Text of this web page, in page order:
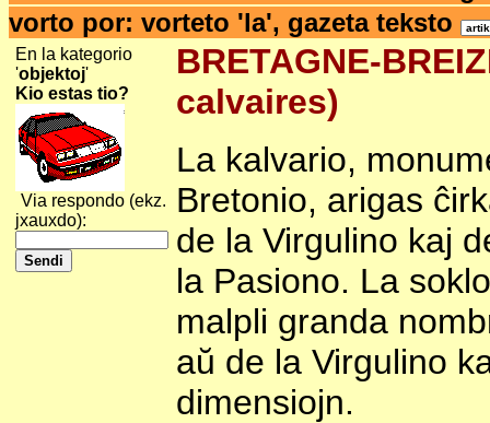
vorto por: vorteto 'la', gazeta teksto
En la kategorio
'objektoj'
Kio estas tio?
Via respondo (ekz.
jxauxdo):
BRETAGNE-
calvaires)
La kalvario,
Bretonio, arigas
de la Virgulino kaj
la Pasiono. La
malpli granda
aŭ de la Virgulino
dimensiojn.